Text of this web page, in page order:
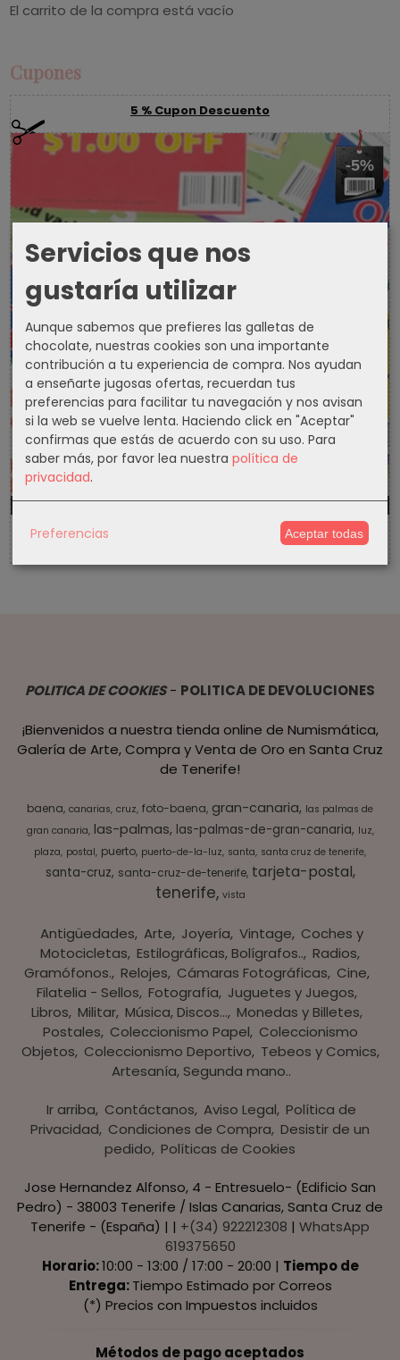
El carrito de la compra está vacío
Cupones
5 % Cupon Descuento
-5%
1300d 14h 4m 35s
POLITICA DE COOKIES- POLITICA DE DEVOLUCIONES
¡Bienvenidos a nuestra tienda online de Numismática,
Galería de Arte, Compra y Venta de Oro en Santa Cruz
de Tenerife!
baena canarias cruz foto-baena gran-canaria las palmas de
gran canaria las-palmas las-palmas-de-gran-canaria luz
plaza postal puerto puerto-de-la-luz santa santa cruz de tenerife
santa-cruz santa-cruz-de-tenerife tarjeta-postal
tenerife vista
Antigüedades Arte Joyería Vintage Coches y
Motocicletas Estilográficas, Bolígrafos.. Radios,
Gramófonos. Relojes Cámaras Fotográficas Cine
Filatelia - Sellos Fotografía Juguetes y Juegos
Libros Militar Música, Discos... Monedas y Billetes
Postales Coleccionismo Papel Coleccionismo
Objetos Coleccionismo Deportivo Tebeos y Comics
Artesanía, Segunda mano..
Ir arriba Contáctanos Aviso Legal Política de
Privacidad Condiciones de Compra Desistir de un
pedido Políticas de Cookies
Jose Hernandez Alfonso, 4 - Entresuelo- (Edificio San
Pedro) - 38003 Tenerife / Islas Canarias, Santa Cruz de
Tenerife - (España) | | +(34) 922212308 | WhatsApp
619375650
Horario:10:00 - 13:00 / 17:00 - 20:00 | Tiempo de
Entrega:Tiempo Estimado por Correos
(*) Precios con Impuestos incluidos
Métodos de pago aceptados
Servicios que nos
gustaría utilizar
Aunque sabemos que prefieres las galletas de
chocolate, nuestras cookies son una importante
contribución a tu experiencia de compra. Nos ayudan
a enseñarte jugosas ofertas, recuerdan tus
preferencias para facilitar tu navegación y nos avisan
si la web se vuelve lenta. Haciendo click en "Aceptar"
confirmas que estás de acuerdo con su uso. Para
saber más, por favor lea nuestra política de
privacidad.
Preferencias Aceptar todas